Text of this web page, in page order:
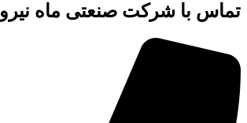
تماس با شرکت صنعتی ماه نیرو